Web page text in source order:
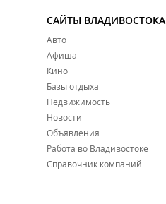
САЙТЫ ВЛАДИВОСТОКА
Авто
Афиша
Кино
Базы отдыха
Недвижимость
Новости
Объявления
Работа во Владивостоке
Справочник компаний